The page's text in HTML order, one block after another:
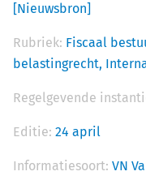
[Nieuwsbron]
Rubriek: Fiscaal
belastingrecht,
Regelgevende
Editie: 24 april
Informatiesoort: VN